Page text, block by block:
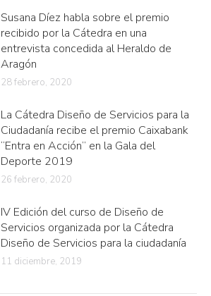
Susana Díez habla sobre el premio
recibido por la Cátedra en una
entrevista concedida al Heraldo de
Aragón
28 febrero, 2020
La Cátedra Diseño de Servicios para la
Ciudadanía recibe el premio Caixabank
“Entra en Acción” en la Gala del
Deporte 2019
26 febrero, 2020
IV Edición del curso de Diseño de
Servicios organizada por la Cátedra
Diseño de Servicios para la ciudadanía
11 diciembre, 2019